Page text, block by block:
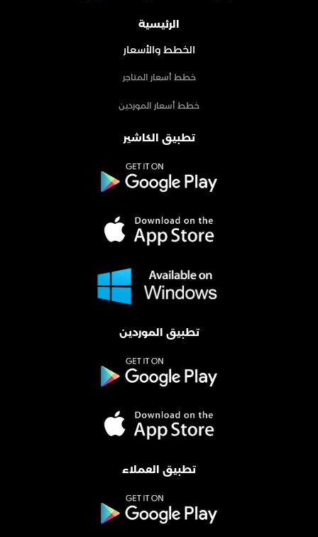
الرئيسية
الخطط والأسعار
خطط أسعار المتاجر
خطط أسعار الموردين
تطبيق الكاشير
تطبيق الموردين
تطبيق العملاء